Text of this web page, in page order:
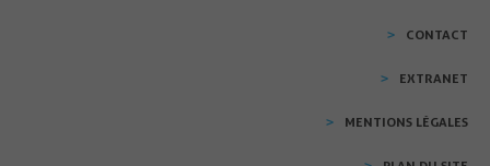
CONTACT
EXTRANET
MENTIONS LÉGALES